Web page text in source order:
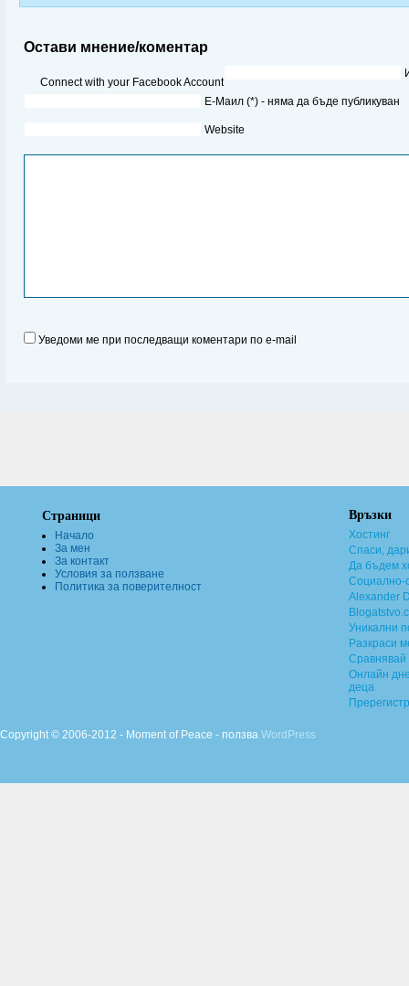
Остави мнение/коментар
Connect with your Facebook Account
Е-Маил (*) - няма да бъде публикуван
Website
Уведоми ме при последващи коментари по e-mail
Страници
Начало
За мен
За контакт
Условия за ползване
Политика за поверителност
Връзки
Хостинг
Спаси,
Да бъдем
Социално-
Alexander
Уникални
Разкраси
Сравнявай
Онлайн
деца
Copyright © 2006-2012 - Moment of Peace - ползва WordPress